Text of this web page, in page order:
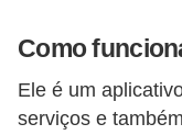
Como
Ele é um
serviços e
i
s
t